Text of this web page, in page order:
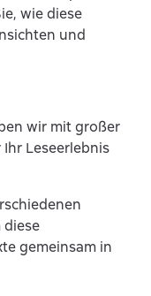
wie diese
und
wir mit großer
Leseerlebnis
diese
gemeinsam in